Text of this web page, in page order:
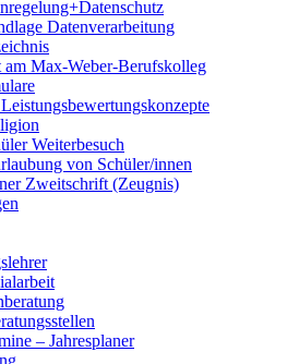
Datenverarbeitung
am Max-Weber-Berufskolleg
Weiterbesuch
von Schüler/innen
Zweitschrift (Zeugnis)
– Jahresplaner